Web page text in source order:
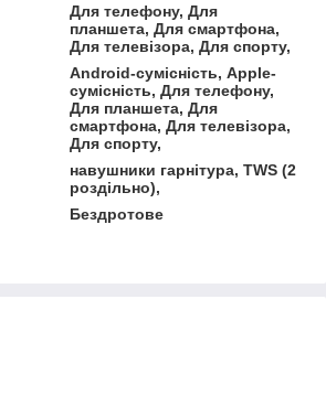
Для телефону, Для
планшета, Для смартфона,
Для телевізора, Для спорту,
Android-сумісність, Apple-
сумісність, Для телефону,
Для планшета, Для
смартфона, Для телевізора,
Для спорту,
навушники гарнітура, TWS (2
роздільно),
Бездротове